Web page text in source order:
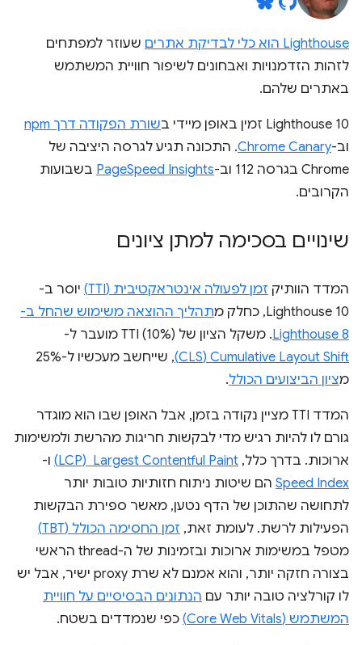
Lighthouse הוא כלי לבדיקת אתרים
שעוזר למפתחים
לזהות הזדמנויות ואבחונים לשיפור חוויית המשתמש
באתרים שלהם.
Lighthouse 10 זמין באופן מיידי ב
שורת הפקודה דרך npm
וב-Chrome Canary. התכונה תגיע לגרסה היציבה של
Chrome בגרסה 112 וב-
PageSpeed Insights בשבועות
הקרובים.
שינויים בסכימה למתן ציונים
המדד הוותיק זמן לפעולה אינטראקטיבית (TTI)
יוסר ב-
Lighthouse 10, כחלק מ
תהליך ההוצאה משימוש שהחל ב-
Lighthouse 8. משקל הציון של TTI (10%) מועבר ל-
Cumulative Layout Shift‏ (CLS)
, שייחשב מעכשיו ל-25%
מציון הביצועים הכולל.
המדד TTI מציין נקודה בזמן, אבל האופן שבו הוא מוגדר
גורם לו להיות רגיש מדי לבקשות חריגות מהרשת ולמשימות
ארוכות. בדרך כלל, Largest Contentful Paint ‏ (LCP)
ו-
Speed Index הם שיטות ניתוח חזותיות טובות יותר
לתחושה שהתוכן של הדף נטען, מאשר ספירת הבקשות
הפעילות לרשת. לעומת זאת, זמן החסימה הכולל (TBT)
מטפל במשימות ארוכות ובזמינות של ה-thread הראשי
בצורה חזקה יותר, והוא אמנם לא שרת proxy ישיר, אבל יש
לו קורלציה טובה יותר עם הנתונים הבסיסיים על חוויית
המשתמש (Core Web Vitals)
כפי שנמדדים בשטח.